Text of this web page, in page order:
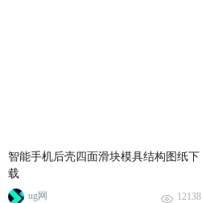
智能手机后壳四面滑块模具结构图纸下
载
ug网 12138